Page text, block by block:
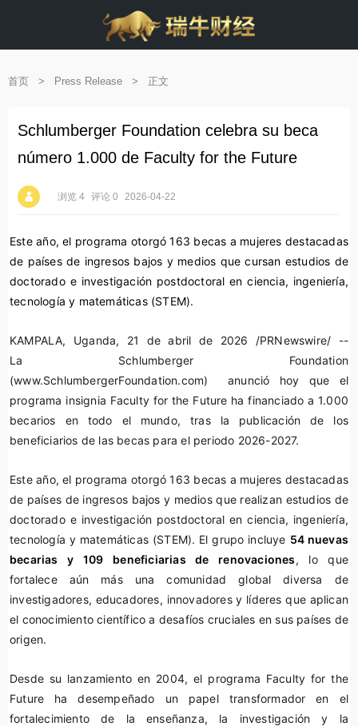
首页 > Press Release > 正文
Schlumberger Foundation celebra su beca
número 1.000 de Faculty for the Future
浏览 4 评论 0 2026-04-22
Este año, el programa otorgó 163 becas a mujeres destacadas
de países de ingresos bajos y medios que cursan estudios de
doctorado e investigación postdoctoral en ciencia, ingeniería,
tecnología y matemáticas (STEM).
KAMPALA, Uganda, 21 de abril de 2026 /PRNewswire/ --
La Schlumberger Foundation
(www.SchlumbergerFoundation.com) anunció hoy que el
programa insignia Faculty for the Future ha financiado a 1.000
becarios en todo el mundo, tras la publicación de los
beneficiarios de las becas para el periodo 2026-2027.
Este año, el programa otorgó 163 becas a mujeres destacadas
de países de ingresos bajos y medios que realizan estudios de
doctorado e investigación postdoctoral en ciencia, ingeniería,
tecnología y matemáticas (STEM). El grupo incluye 54 nuevas
becarias y 109 beneficiarias de renovaciones, lo que
fortalece aún más una comunidad global diversa de
investigadores, educadores, innovadores y líderes que aplican
el conocimiento científico a desafíos cruciales en sus países de
origen.
Desde su lanzamiento en 2004, el programa Faculty for the
Future ha desempeñado un papel transformador en el
fortalecimiento de la enseñanza, la investigación y la